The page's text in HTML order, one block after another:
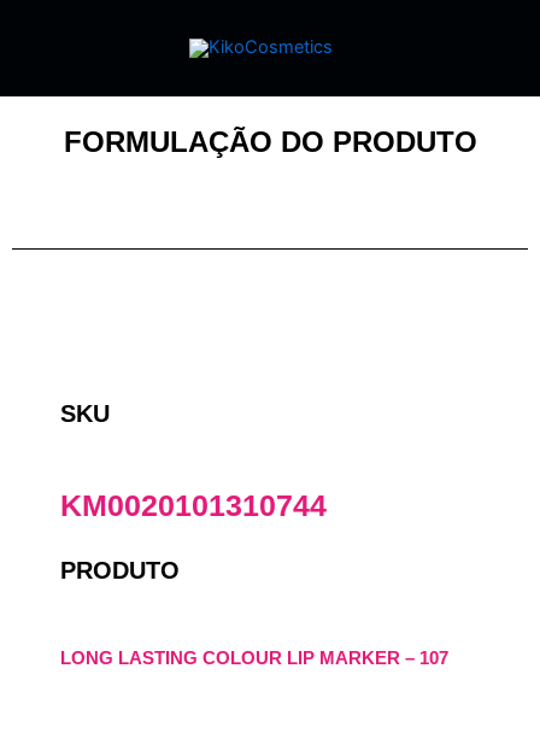
FORMULAÇÃO DO PRODUTO
SKU
KM0020101310744
PRODUTO
LONG LASTING COLOUR LIP MARKER – 107